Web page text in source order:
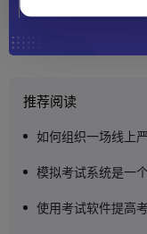
推荐阅读
如何组织一场线上
模拟考试系统是一
使用考试软件提高